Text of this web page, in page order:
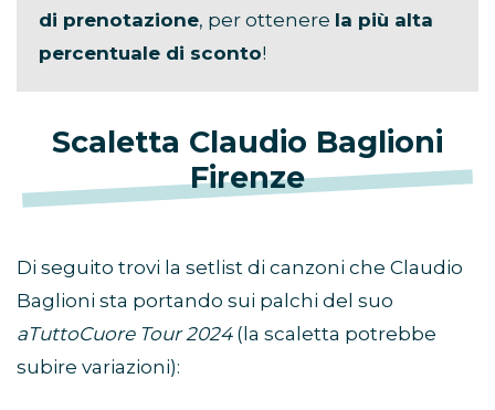
di prenotazione, per ottenere la più alta
percentuale di sconto!
Scaletta Claudio Baglioni
Firenze
Di seguito trovi la setlist di canzoni che Claudio
Baglioni sta portando sui palchi del suo
aTuttoCuore Tour 2024(la scaletta potrebbe
subire variazioni):